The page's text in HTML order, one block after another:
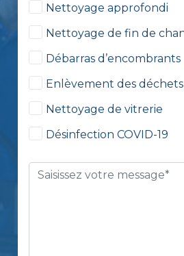
Nettoyage approfondi
Nettoyage de fin de
Débarras d’encombrants
Enlèvement des
Nettoyage de vitrerie
Désinfection COVID-19